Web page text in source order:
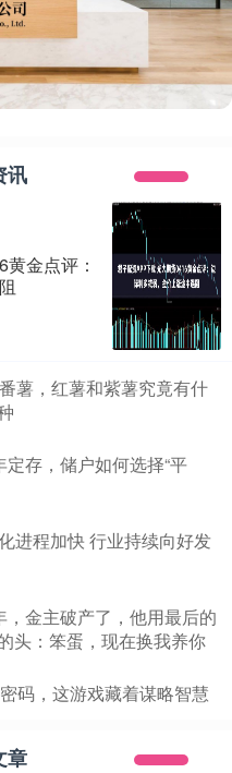
讯
金点评：
薯，红薯和紫薯究竟有什
存，储户如何选择“平
进程加快 行业持续向好发
金主破产了，他用最后的
头：笨蛋，现在换我养你
码，这游戏藏着谋略智慧
章